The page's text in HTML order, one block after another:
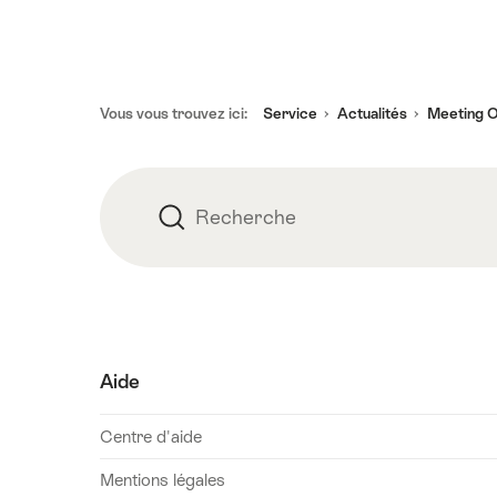
17
mercredi,
août
vendredi,
Vous vous trouvez ici: Service Actualités Meeting
RechercheRecherche
Aide
Centre d'aide
Mentions légales